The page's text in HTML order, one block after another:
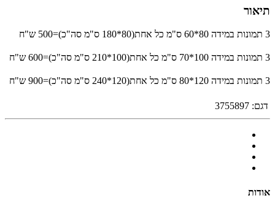
תיאור
3 תמונות במידה 80*60 ס"מ כל אחת(80*180 ס"מ סה"כ)=500 ש"ח
3 תמונות במידה 100*70 ס"מ כל אחת(100*210 ס"מ סה"כ)=600 ש"ח
3 תמונות במידה 120*80 ס"מ כל אחת(120*240 ס"מ סה"כ)=900 ש"ח
דגם: 3755897
אודות